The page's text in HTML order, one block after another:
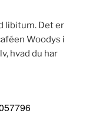
libitum. Det er
Woodys i
hvad du har